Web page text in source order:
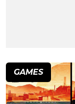
GAMES